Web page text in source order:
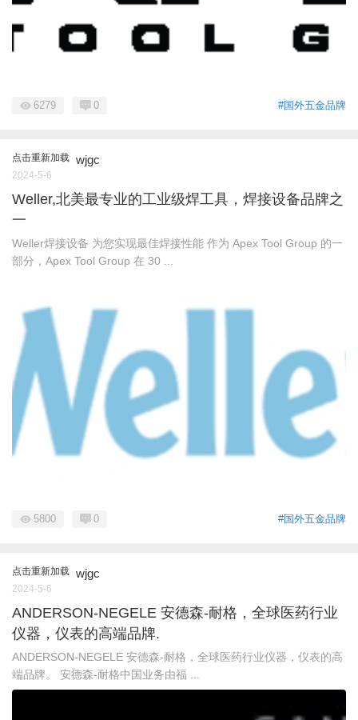
#国外五金品牌
6279 0
点击重新加载 wjgc
2024-5-6
Weller,北美最专业的工业级焊工具，焊接设备品牌之
一
Weller焊接设备 为您实现最佳焊接性能 作为 Apex Tool Group 的一
部分，Apex Tool Group 在 30 ...
#国外五金品牌
5800 0
点击重新加载 wjgc
2024-5-6
ANDERSON-NEGELE 安德森-耐格，全球医药行业
仪器，仪表的高端品牌.
ANDERSON-NEGELE 安德森-耐格，全球医药行业仪器，仪表的高
端品牌。 安德森-耐格中国业务由福 ...